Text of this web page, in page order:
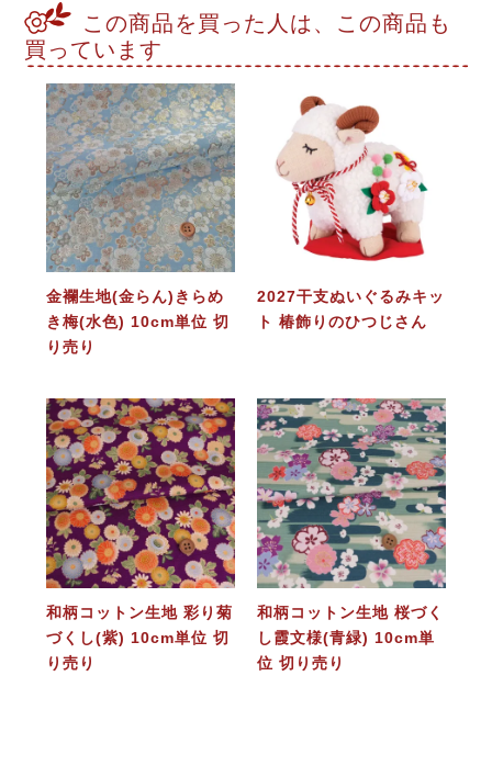
この商品を買った人は、この商品も
買っています
金襴生地(金らん)きらめ
き梅(水色) 10cm単位 切
り売り
2027干支ぬいぐるみキッ
ト 椿飾りのひつじさん
和柄コットン生地 彩り菊
づくし(紫) 10cm単位 切
り売り
和柄コットン生地 桜づく
し霞文様(青緑) 10cm単
位 切り売り